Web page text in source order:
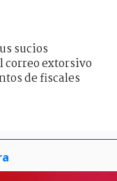
sucios
extorsivo
de fiscales